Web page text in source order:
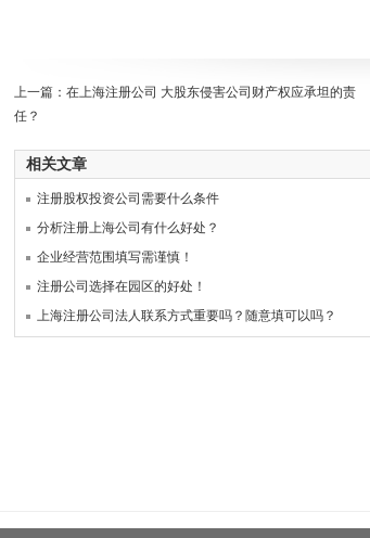
上一篇： 在上海注册公司 大股东侵害公司财产权应承坦的责
任？
相关文章
注册股权投资公司需要什么条件
分析注册上海公司有什么好处？
企业经营范围填写需谨慎！
注册公司选择在园区的好处！
上海注册公司法人联系方式重要吗？随意填可以吗？